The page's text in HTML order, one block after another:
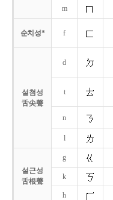
m
순치성* f
설첨성
舌尖聲
d
t
n
l
설근성
舌根聲
g
k
h